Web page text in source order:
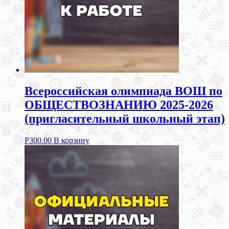
Всероссийская олимпиада ВОШ по
ОБЩЕСТВОЗНАНИЮ 2025-2026
(пригласительный школьный этап)
Р300.00 В корзину